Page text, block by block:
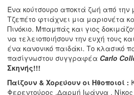
Ένα κούτσουρο αποκτά ζωή από
Τζεπέτο φτιάχνει μια μαριονέτα
Πινόκιο. Μπαμπάς και γιος
να τελειοποιήσουν την ευχή τους
ένα κανονικό παιδάκι. Το κλασικό
πασίγνωστου συγγραφέα Carlo
Σκηνής!!!
Παίζουν & Χορεύουν οι Ηθοποιοί :
Φερεντούρος ,Δαρμή Ιωάννα ,